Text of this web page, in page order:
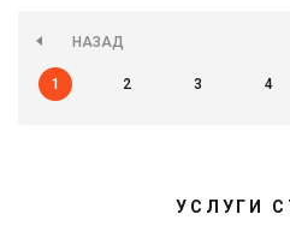
НАЗАД
1 2 3 4
УСЛУГИ